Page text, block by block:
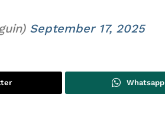
September 17, 2025
Whatsapp